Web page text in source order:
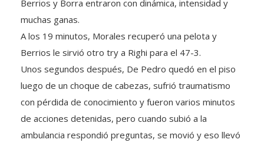
muchas ganas.
A los 19 minutos, Morales recuperó una pelota y
Berrios le sirvió otro try a Righi para el 47-3.
Unos segundos después, De Pedro quedó en el piso
luego de un choque de cabezas, sufrió traumatismo
con pérdida de conocimiento y fueron varios minutos
de acciones detenidas, pero cuando subió a la
ambulancia respondió preguntas, se movió y eso llevó
tranquilidad a todos.